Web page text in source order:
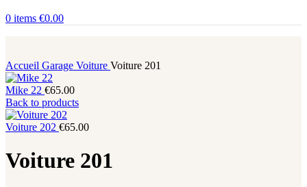
0 items €0.00
Accueil Garage Voiture Voiture 201
Mike 22 €65.00
Back to products
Voiture 202 €65.00
Voiture 201